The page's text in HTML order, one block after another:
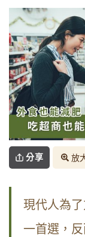
分享 放
現代人為
一首選，